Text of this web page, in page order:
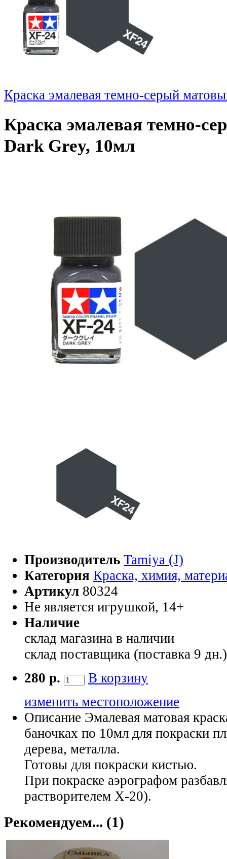
Краска эмалевая темно-серый
Краска эмалевая темно-
Dark Grey, 10мл
Производитель Tamiya (J)
Категория Краска, химия,
Артикул 80324
Не является игрушкой, 14+
Наличие
склад магазина в наличии
склад поставщика (поставка 9
280 р.
В корзину
изменить местоположение
Описание Эмалевая матовая
баночках по 10мл для покраски
дерева, металла.
Готовы для покраски кистью.
При покраске аэрографом
растворителем X-20).
Рекомендуем... (1)